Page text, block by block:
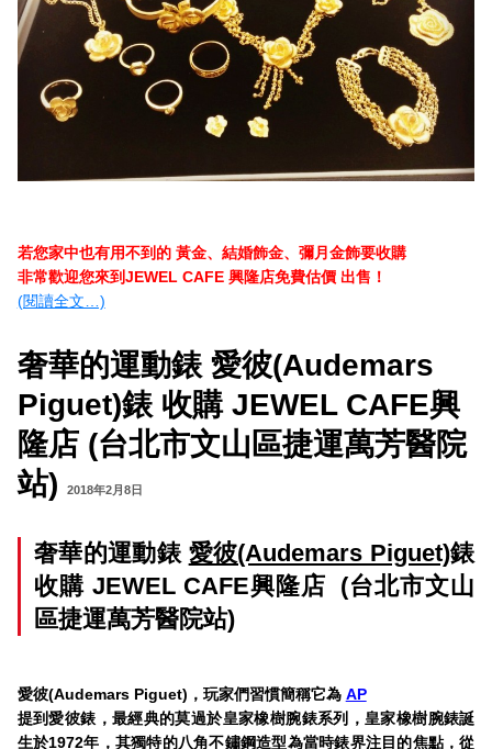
若您家中也有用不到的 黃金、結婚飾金、彌月金飾要收購
非常歡迎您來到JEWEL CAFE 興隆店免費估價 出售！
(閱讀全文…)
奢華的運動錶 愛彼(Audemars
Piguet)錶 收購 JEWEL CAFE興
隆店 (台北市文山區捷運萬芳醫院
站)
2018年2月8日
奢華的運動錶 愛彼(Audemars Piguet)錶
收購 JEWEL CAFE興隆店 (台北市文山
區捷運萬芳醫院站)
愛彼(Audemars Piguet)，玩家們習慣簡稱它為 AP
提到愛彼錶，最經典的莫過於皇家橡樹腕錶系列，皇家橡樹腕錶誕
生於1972年，其獨特的八角不鏽鋼造型為當時錶界注目的焦點，從